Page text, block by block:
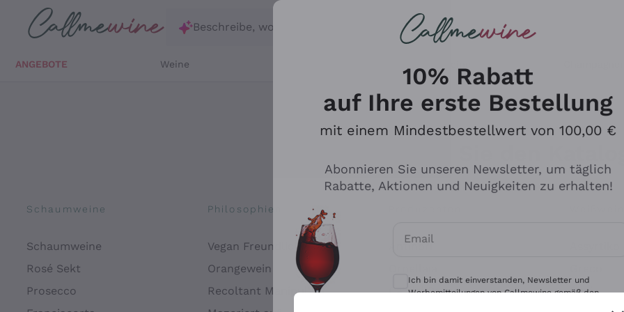
Zum Hauptinhalt springen
Beschreibe, wonach du suchst
ANGEBOTE Weine
Schaumweine
Schaumweine
Rosé Sekt
Prosecco
Philosophien
Vegan Freundlich
Orangewein
Recoltant Manipulant
Antinori
Ca' del Bosco
Gavi
10% Rabatt
auf Ihre erste Bestellung
mit einem Mindestbestellwert von 100,00 €
Abonnieren Sie unseren Newsletter, um täglich
Rabatte, Aktionen und Neuigkeiten zu erhalten!
Email
Optionale Einwilligungen zum Erhalt von
Ich bin damit einverstanden, Newsletter und
Werbemitteilungen von Callmewine gemäß den -